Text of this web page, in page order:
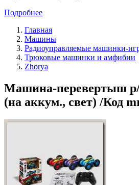
Подробнее
Главная
Машины
Радиоуправляемые машинки-
Трюковые машинки и амфибии
Zhorya
Машина-перевертыш р/
(на аккум., свет) /Код